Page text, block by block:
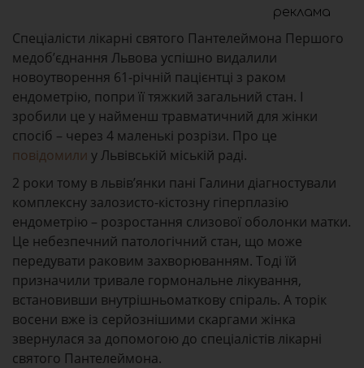
реклама
Спеціалісти лікарні святого Пантелеймона Першого
медоб’єднання Львова успішно видалили
новоутворення 61-річній пацієнтці з раком
ендометрію, попри її тяжкий загальний стан. І
зробили це у найменш травматичний для жінки
спосіб – через 4 маленькі розрізи. Про це
повідомили у Львівській міській раді.
2 роки тому в львів’янки пані Галини діагностували
комплексну залозисто-кістозну гіперплазію
ендометрію – розростання слизової оболонки матки.
Це небезпечний патологічний стан, що може
передувати раковим захворюванням. Тоді їй
призначили тривале гормональне лікування,
встановивши внутрішньоматкову спіраль. А торік
восени вже із серйознішими скаргами жінка
звернулася за допомогою до спеціалістів лікарні
святого Пантелеймона.